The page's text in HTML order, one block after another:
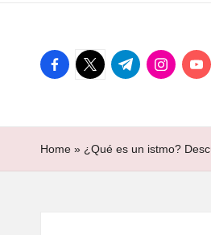
facebook.com
twitter.com
t.me
Home » ¿Qué es un istmo?